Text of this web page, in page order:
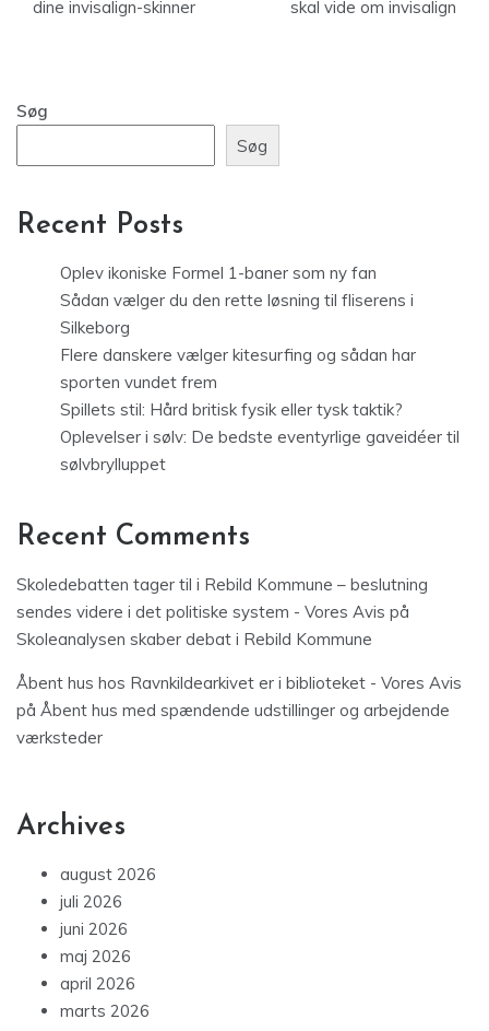
dine invisalign-skinner
skal vide om invisalign
Søg
Søg
Recent Posts
Oplev ikoniske Formel 1-baner som ny fan
Sådan vælger du den rette løsning til fliserens i
Silkeborg
Flere danskere vælger kitesurfing og sådan har
sporten vundet frem
Spillets stil: Hård britisk fysik eller tysk taktik?
Oplevelser i sølv: De bedste eventyrlige gaveidéer til
sølvbrylluppet
Recent Comments
Skoledebatten tager til i Rebild Kommune – beslutning
sendes videre i det politiske system - Vores Avis på
Skoleanalysen skaber debat i Rebild Kommune
Åbent hus hos Ravnkildearkivet er i biblioteket - Vores Avis
på Åbent hus med spændende udstillinger og arbejdende
værksteder
Archives
august 2026
juli 2026
juni 2026
maj 2026
april 2026
marts 2026